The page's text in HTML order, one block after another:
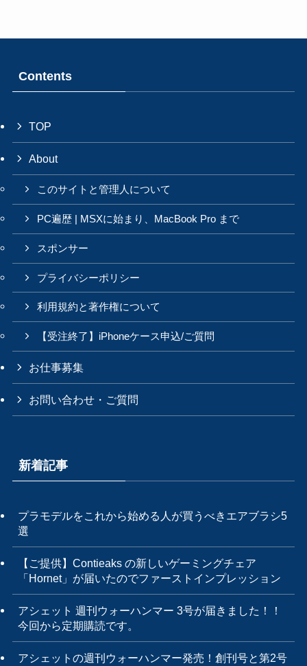
Contents
TOP
About
このサイトと管理人について
PC遍歴 | MSXに始まり、MacBook Pro まで
スポンサー
プライバシーポリシー
利用規約と著作権について
【受注終了】iPhoneケース申込/ご質問
お仕事募集
お問い合わせ・ご質問
新着記事
プラモデルをこれから始める人が買うべきエアブラシ5
選
【ご提供】Contieaks の新しいゲーミングチェア
「Hornet」が届いたのでファーストインプレッション
アシェット 週刊ウォーハンマー 3号が届きました！！
今回から定期購読です。
アシェットの週刊ウォーハンマー発売！創刊号と第2号